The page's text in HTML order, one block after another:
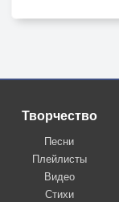
Творчество
Песни
Плейлисты
Видео
Стихи